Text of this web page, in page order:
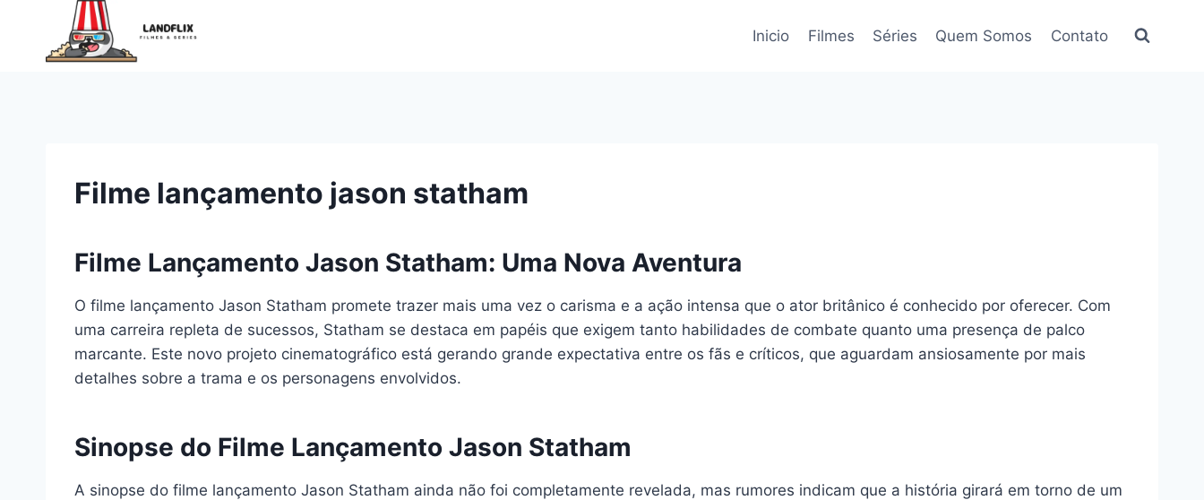
Inicio Filmes Séries Quem Somos Contato
Filme lançamento jason statham
Filme Lançamento Jason Statham: Uma Nova Aventura
O filme lançamento Jason Statham promete trazer mais uma vez o carisma e a ação intensa que o ator britânico é conhecido por oferecer. Com
uma carreira repleta de sucessos, Statham se destaca em papéis que exigem tanto habilidades de combate quanto uma presença de palco
marcante. Este novo projeto cinematográfico está gerando grande expectativa entre os fãs e críticos, que aguardam ansiosamente por mais
detalhes sobre a trama e os personagens envolvidos.
Sinopse do Filme Lançamento Jason Statham
A sinopse do filme lançamento Jason Statham ainda não foi completamente revelada, mas rumores indicam que a história girará em torno de um